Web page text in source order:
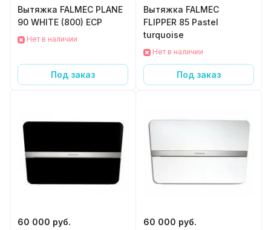
Вытяжка FALMEC PLANE
90 WHITE (800) ECP
Нет в наличии
Под заказ
Вытяжка FALMEC
FLIPPER 85 Pastel
turquoise
Нет в наличии
Под заказ
60 000 руб.
60 000 руб.